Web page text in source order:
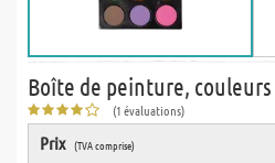
Boîte de peinture,
(1 évaluations)
Prix (TVA comprise)